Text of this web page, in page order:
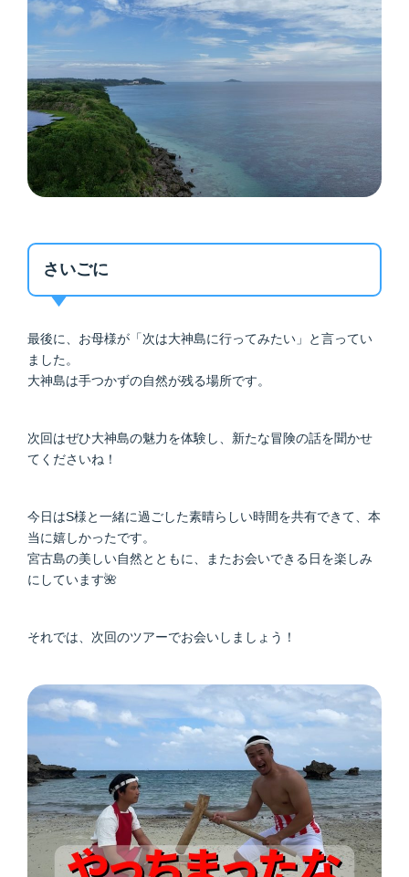
さいごに
最後に、お母様が「次は大神島に行ってみたい」と言ってい
ました。
大神島は手つかずの自然が残る場所です。
次回はぜひ大神島の魅力を体験し、新たな冒険の話を聞かせ
てくださいね！
今日はS様と一緒に過ごした素晴らしい時間を共有できて、本
当に嬉しかったです。
宮古島の美しい自然とともに、またお会いできる日を楽しみ
にしています🌺
それでは、次回のツアーでお会いしましょう！